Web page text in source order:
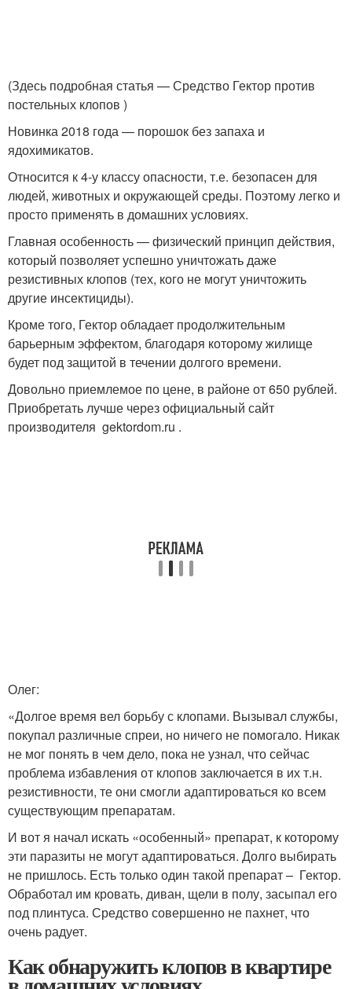
(Здесь подробная статья — Средство Гектор против
постельных клопов )
Новинка 2018 года — порошок без запаха и
ядохимикатов.
Относится к 4-у классу опасности, т.е. безопасен для
людей, животных и окружающей среды. Поэтому легко и
просто применять в домашних условиях.
Главная особенность — физический принцип действия,
который позволяет успешно уничтожать даже
резистивных клопов (тех, кого не могут уничтожить
другие инсектициды).
Кроме того, Гектор обладает продолжительным
барьерным эффектом, благодаря которому жилище
будет под защитой в течении долгого времени.
Довольно приемлемое по цене, в районе от 650 рублей.
Приобретать лучше через официальный сайт
производителя gektordom.ru .
Олег:
«Долгое время вел борьбу с клопами. Вызывал службы,
покупал различные спреи, но ничего не помогало. Никак
не мог понять в чем дело, пока не узнал, что сейчас
проблема избавления от клопов заключается в их т.н.
резистивности, те они смогли адаптироваться ко всем
существующим препаратам.
И вот я начал искать «особенный» препарат, к которому
эти паразиты не могут адаптироваться. Долго выбирать
не пришлось. Есть только один такой препарат – Гектор.
Обработал им кровать, диван, щели в полу, засыпал его
под плинтуса. Средство совершенно не пахнет, что
очень радует.
Как обнаружить клопов в квартире